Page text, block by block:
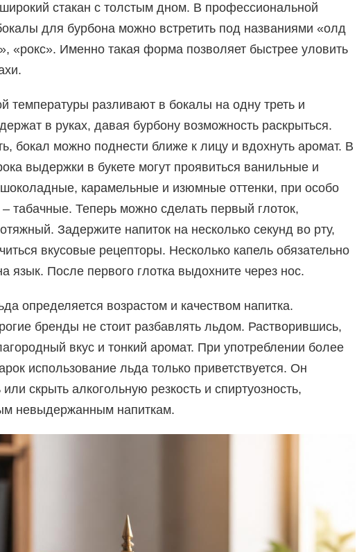
широкий стакан с толстым дном. В профессиональной
для бурбона можно встретить под названиями «олд
«рокс». Именно такая форма позволяет быстрее уловить
температуры разливают в бокалы на одну треть и
в руках, давая бурбону возможность раскрыться.
бокал можно поднести ближе к лицу и вдохнуть аромат. В
выдержки в букете могут проявиться ванильные и
карамельные и изюмные оттенки, при особо
табачные. Теперь можно сделать первый глоток,
Задержите напиток на несколько секунд во рту,
вкусовые рецепторы. Несколько капель обязательно
язык. После первого глотка выдохните через нос.
определяется возрастом и качеством напитка.
бренды не стоит разбавлять льдом. Растворившись,
вкус и тонкий аромат. При употреблении более
использование льда только приветствуется. Он
скрыть алкогольную резкость и спиртуозность,
невыдержанным напиткам.